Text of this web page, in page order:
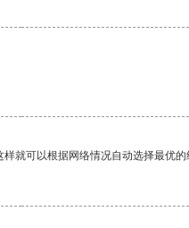
就可以根据网络情况自动选择最优的